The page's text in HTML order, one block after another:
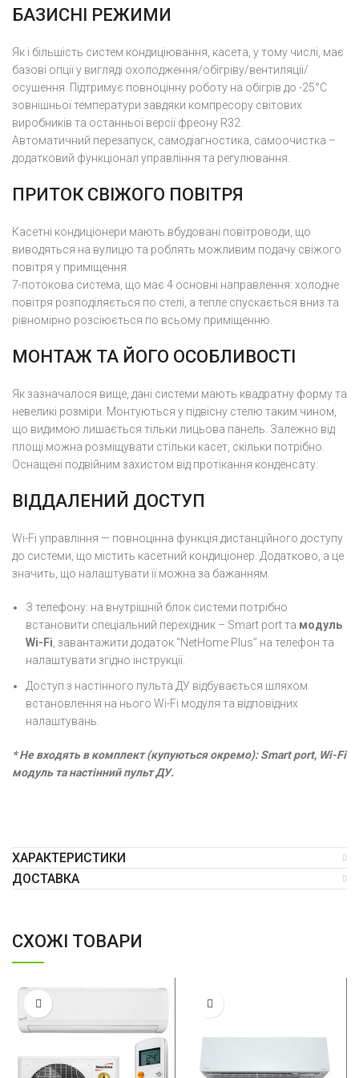
БАЗИСНІ РЕЖИМИ
Як і більшість систем кондиціювання, касета, у тому числі, має
базові опції у вигляді охолодження/обігріву/вентиляції/
осушення. Підтримує повноцінну роботу на обігрів до -25°С
зовнішньої температури завдяки компресору світових
виробників та останньої версії фреону R32.
Автоматичний перезапуск, самодіагностика, самоочистка –
додатковий функціонал управління та регулювання.
ПРИТОК СВІЖОГО ПОВІТРЯ
Касетні кондиціонери мають вбудовані повітроводи, що
виводяться на вулицю та роблять можливим подачу свіжого
повітря у приміщення.
7-потокова система, що має 4 основні направлення: холодне
повітря розподіляється по стелі, а тепле спускається вниз та
рівномірно розсіюється по всьому приміщенню.
МОНТАЖ ТА ЙОГО ОСОБЛИВОСТІ
Як зазначалося вище, дані системи мають квадратну форму та
невеликі розміри. Монтуються у підвісну стелю таким чином,
що видимою лишається тільки лицьова панель. Залежно від
площі можна розміщувати стільки касет, скільки потрібно.
Оснащені подвійним захистом від протікання конденсату.
ВІДДАЛЕНИЙ ДОСТУП
Wi-Fi управління — повноцінна функція дистанційного доступу
до системи, що містить касетний кондиціонер. Додатково, а це
значить, що налаштувати її можна за бажанням.
З телефону: на внутрішній блок системи потрібно
встановити спеціальний перехідник – Smart port та модуль
Wi-Fi, завантажити додаток “NetHome Plus” на телефон та
налаштувати згідно інструкції.
Доступ з настінного пульта ДУ відбувається шляхом
встановлення на нього Wi-Fi модуля та відповідних
налаштувань.
* Не входять в комплект (купуються окремо): Smart port, Wi-Fi
модуль та настінний пульт ДУ.
ХАРАКТЕРИСТИКИ
ДОСТАВКА
СХОЖІ ТОВАРИ